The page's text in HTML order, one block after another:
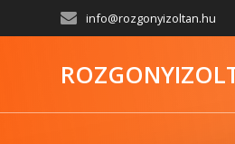
info@rozgonyizoltan.hu